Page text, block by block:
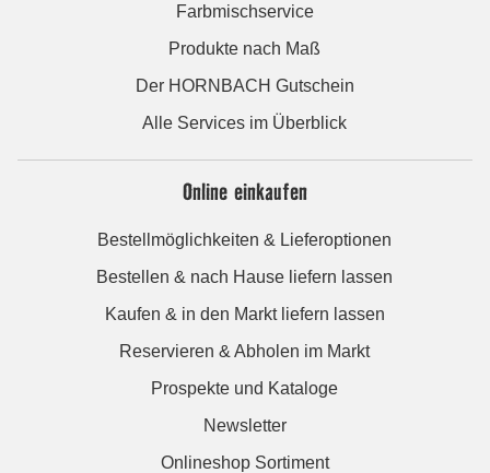
Farbmischservice
Produkte nach Maß
Der HORNBACH Gutschein
Alle Services im Überblick
Online einkaufen
Bestellmöglichkeiten & Lieferoptionen
Bestellen & nach Hause liefern lassen
Kaufen & in den Markt liefern lassen
Reservieren & Abholen im Markt
Prospekte und Kataloge
Newsletter
Onlineshop Sortiment